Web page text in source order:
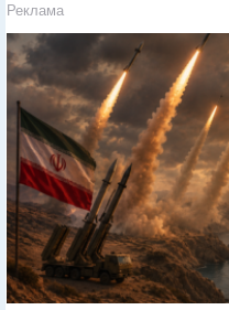
Реклама